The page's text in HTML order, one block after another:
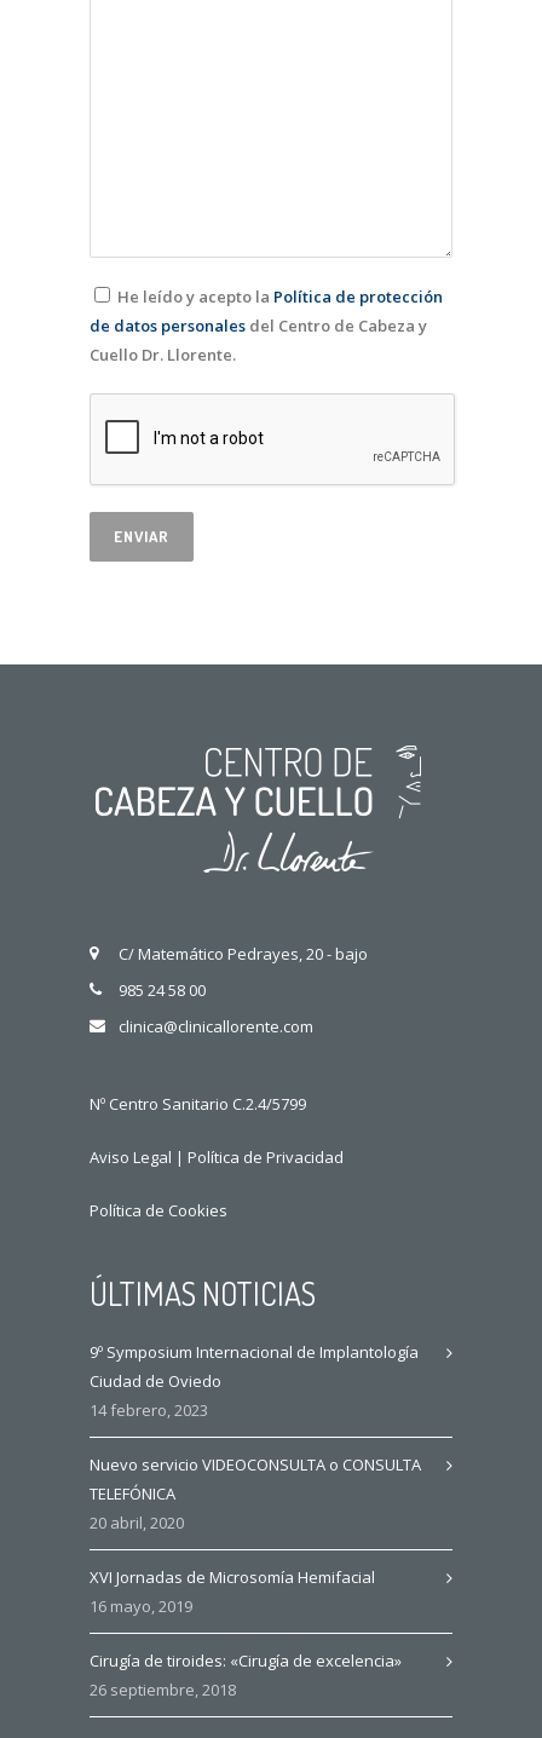
He leído y acepto la Política de protección
de datos personales del Centro de Cabeza y
Cuello Dr. Llorente.
C/ Matemático Pedrayes, 20 - bajo
985 24 58 00
clinica@clinicallorente.com
Nº Centro Sanitario C.2.4/5799
Aviso Legal | Política de Privacidad
Política de Cookies
ÚLTIMAS NOTICIAS
9º Symposium Internacional de Implantología
Ciudad de Oviedo
14 febrero, 2023
Nuevo servicio VIDEOCONSULTA o CONSULTA
TELEFÓNICA
20 abril, 2020
XVI Jornadas de Microsomía Hemifacial
16 mayo, 2019
Cirugía de tiroides: «Cirugía de excelencia»
26 septiembre, 2018